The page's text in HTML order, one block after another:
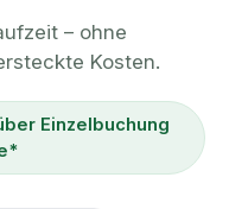
– ohne
Kosten.
Einzelbuchung